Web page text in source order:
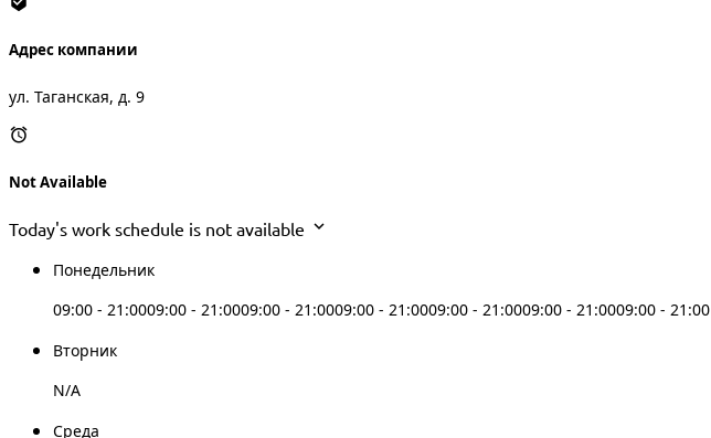
Адрес компании
ул. Таганская, д. 9
Not Available
Today's work schedule is not available
Понедельник
09:00 - 21:0009:00 - 21:0009:00 - 21:0009:00 - 21:0009:00 - 21:0009:00 - 21:0009:00 - 21:00
Вторник
N/A
Среда